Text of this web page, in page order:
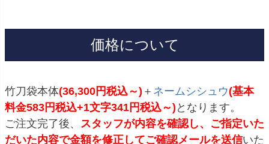
価格について
竹刀袋本体(36,300円税込～) ＋ ネームシシュウ(基本
料金583円税込+1文字341円税込～) となります。
ご注文完了後、 スタッフが内容を確認し、ご指定いた
だいた内容で金額を修正してご確認メールを送信いた